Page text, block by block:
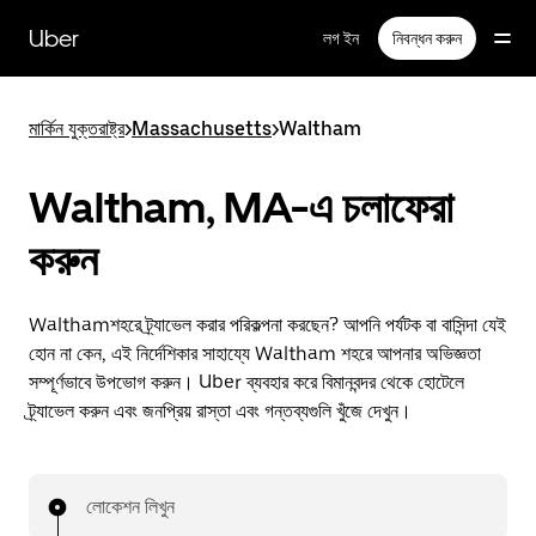
প্রধান
বিষয়সূচিতে
Uber লগ ইন নিবন্ধন করুন
মার্কিন যুক্তরাষ্ট্র>Massachusetts>Waltham
Waltham, MA-এ চলাফেরা
করুন
Walthamশহরে ট্র্যাভেল করার পরিকল্পনা করছেন? আপনি পর্যটক বা বাসিন্দা যেই
হোন না কেন, এই নির্দেশিকার সাহায্যে Waltham শহরে আপনার অভিজ্ঞতা
সম্পূর্ণভাবে উপভোগ করুন। Uber ব্যবহার করে বিমানবন্দর থেকে হোটেলে
ট্র্যাভেল করুন এবং জনপ্রিয় রাস্তা এবং গন্তব্যগুলি খুঁজে দেখুন।
লোকেশন লিখুন